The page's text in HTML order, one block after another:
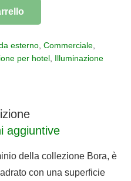
esterno, Commerciale,
per hotel Illuminazione
aggiuntive
della collezione Bora, è
con una superficie